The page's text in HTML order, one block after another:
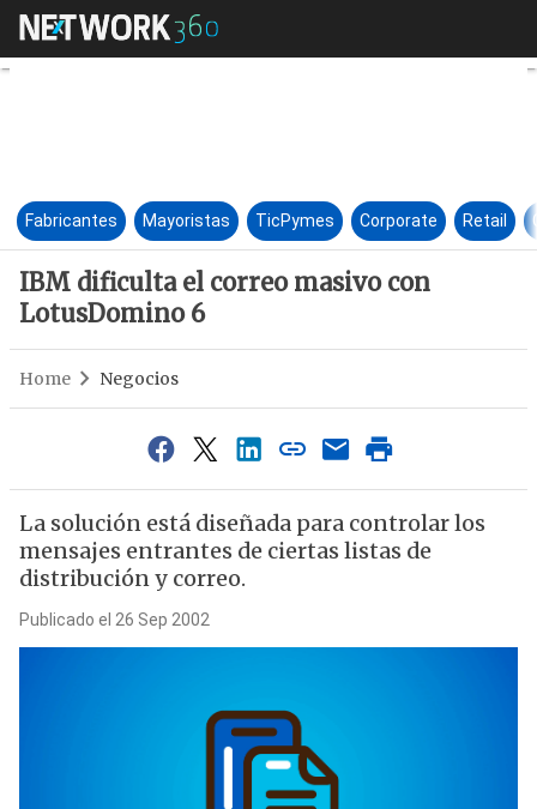
IBM dificulta el correo
Fabricantes Mayoristas TicPymes Corporate Retail
IBM dificulta el correo masivo con
LotusDomino 6
Home Negocios
La solución está diseñada para controlar los
mensajes entrantes de ciertas listas de
distribución y correo.
Publicado el 26 Sep 2002